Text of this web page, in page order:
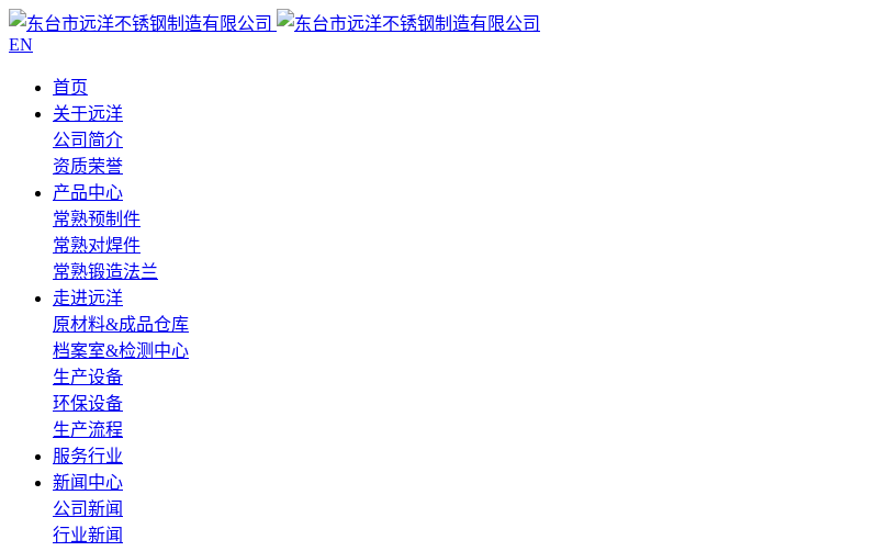
EN
首页
关于远洋
公司简介
资质荣誉
产品中心
常熟预制件
常熟对焊件
常熟锻造法兰
走进远洋
原材料&成品仓库
档案室&检测中心
生产设备
环保设备
生产流程
服务行业
新闻中心
公司新闻
行业新闻